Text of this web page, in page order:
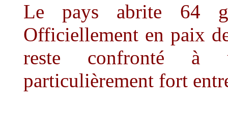
Le pays abrite 64
Officiellement en paix
reste confronté à
particulièrement fort